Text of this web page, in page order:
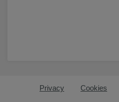
Privacy Cookies